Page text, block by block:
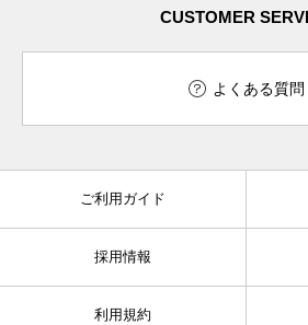
CUSTOMER
よくある質問
ご利用ガイド
採用情報
利用規約